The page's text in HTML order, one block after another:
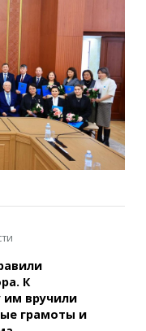
К
им вручили
грамоты и